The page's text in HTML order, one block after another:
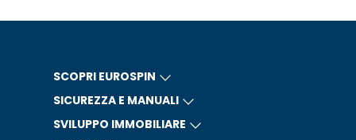
SCOPRI EUROSPIN
SICUREZZA E MANUALI
SVILUPPO IMMOBILIARE